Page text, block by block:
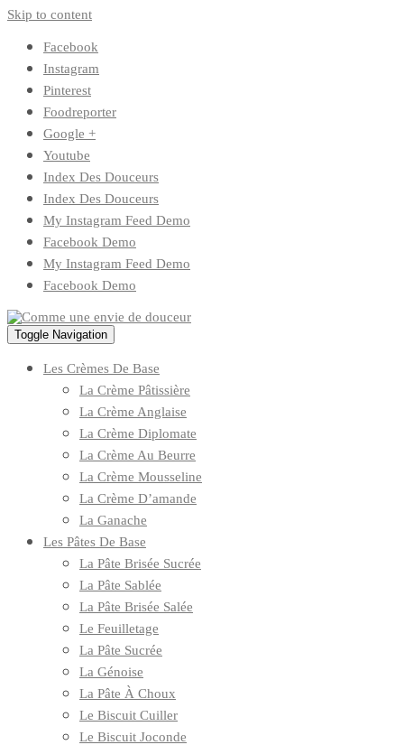
Skip to content
Facebook
Instagram
Pinterest
Foodreporter
Google +
Youtube
Index Des Douceurs
Index Des Douceurs
My Instagram Feed Demo
Facebook Demo
My Instagram Feed Demo
Facebook Demo
Toggle Navigation
Les Crèmes De Base
La Crème Pâtissière
La Crème Anglaise
La Crème Diplomate
La Crème Au Beurre
La Crème Mousseline
La Crème D’amande
La Ganache
Les Pâtes De Base
La Pâte Brisée Sucrée
La Pâte Sablée
La Pâte Brisée Salée
Le Feuilletage
La Pâte Sucrée
La Génoise
La Pâte À Choux
Le Biscuit Cuiller
Le Biscuit Joconde